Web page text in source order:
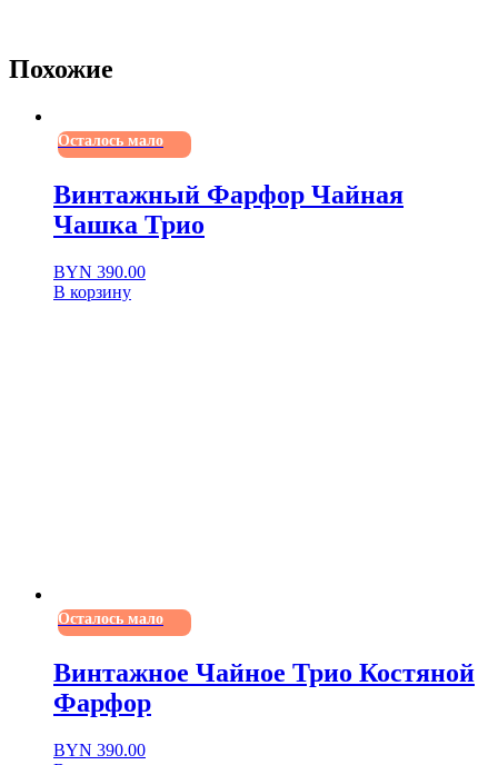
ТарелкаСЗолочением
ТарелкаСПриродой
ТарелкаСюжетная
уникальныйдизайн
фарфор
Эстетика
Похожие
Осталось мало
Винтажный Фарфор Чайная
Чашка Трио
BYN 390.00
В корзину
Осталось мало
Винтажное Чайное Трио Костяной
Фарфор
BYN 390.00